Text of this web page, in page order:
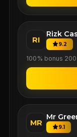
RI
Rizk
9.2
100% bonus
MR
Mr
9.1